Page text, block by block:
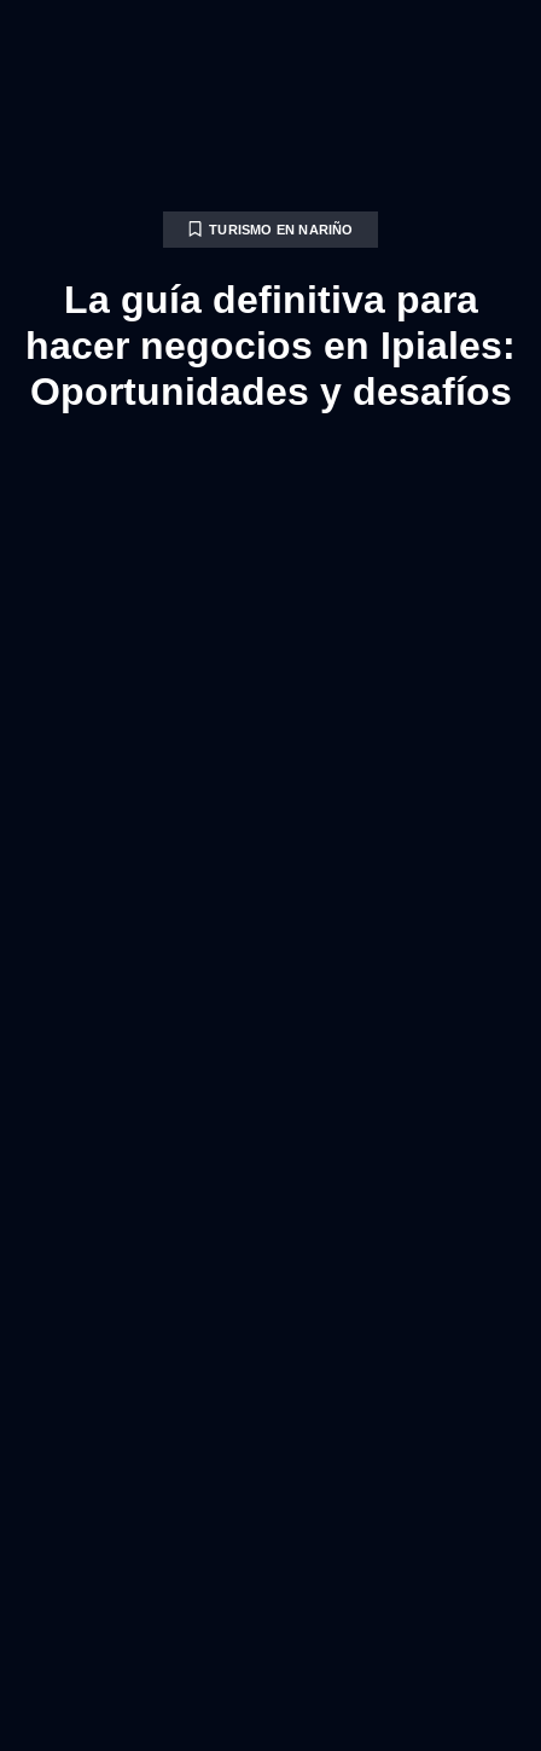
TURISMO EN NARIÑO
La guía definitiva para
hacer negocios en Ipiales:
Oportunidades y desafíos